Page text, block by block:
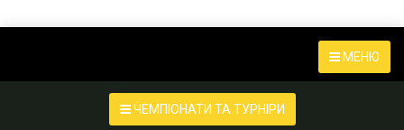
МЕНЮ
ЧЕМПІОНАТИ ТА ТУРНІРИ